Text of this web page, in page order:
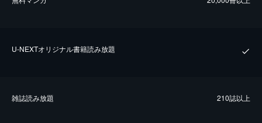
U-NEXTオリジナル書籍読み放題
雑誌読み放題 210誌以上